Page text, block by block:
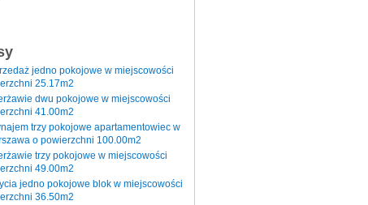
jedno pokojowe w miejscowości
25.17m2
dwu pokojowe w miejscowości
41.00m2
trzy pokojowe apartamentowiec w
o powierzchni 100.00m2
trzy pokojowe w miejscowości
49.00m2
jedno pokojowe blok w miejscowości
36.50m2